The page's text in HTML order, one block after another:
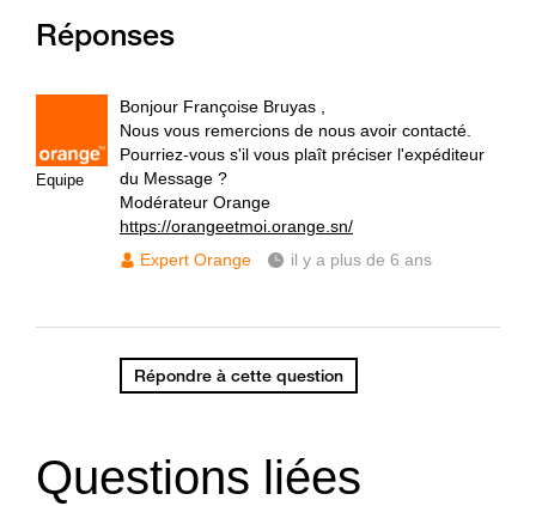
Réponses
Equipe
Bonjour Françoise Bruyas ,
Nous vous remercions de nous avoir contacté.
Pourriez-vous s'il vous plaît préciser l'expéditeur
du Message ?
Modérateur Orange
https://orangeetmoi.orange.sn/
Expert Orange
il y a plus de 6 ans
Répondre à cette question
Questions liées